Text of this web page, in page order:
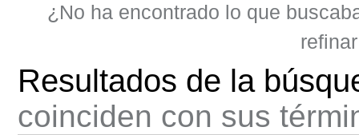
¿No ha encontrado lo que
Resultados de la
coinciden con sus